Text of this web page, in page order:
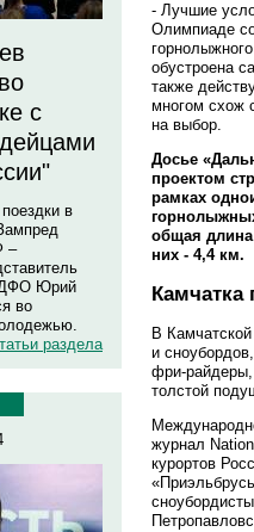
с
в
–
ДФО Юрий
во
раздела
- Лучшие
Олимпиаде
обустроена
также
многом схож
на выбор.
Досье
проектом
рамках
общая длина
них - 4,4 км.
Камчатка
В
и
фри-райдеры,
толстой
журнал
курортов